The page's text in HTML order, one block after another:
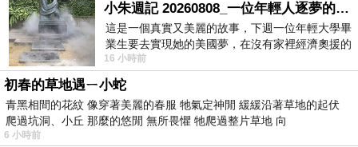
小朱週記 20260808_一位年輕人逐夢的真實故事
這是一個真實又美麗的故事，下週一位年輕大學畢
業生要去實現她的美國夢，在沒有家裡經濟奧援的
情況下，靠著自我努力工作累積出國基
16 小時前
初春的草地遇ㄧ小蛇
青黑相間的花紋 像穿著美麗的春服 牠氣定神閒 緩緩沿著草地的起伏
爬過坑洞、小丘 那麼的悠閒 無所畏懼 牠爬過整片草地 向
6 小時前